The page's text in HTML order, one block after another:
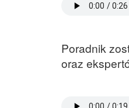
Poradnik
oraz